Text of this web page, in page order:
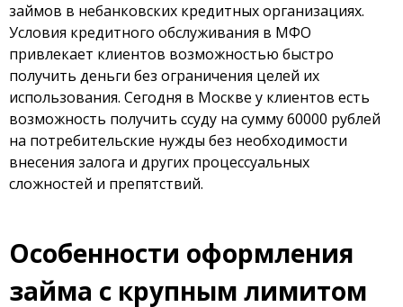
займов в небанковских кредитных организациях.
Условия кредитного обслуживания в МФО
привлекает клиентов возможностью быстро
получить деньги без ограничения целей их
использования. Сегодня в Москве у клиентов есть
возможность получить ссуду на сумму 60000 рублей
на потребительские нужды без необходимости
внесения залога и других процессуальных
сложностей и препятствий.
Особенности оформления
займа с крупным лимитом